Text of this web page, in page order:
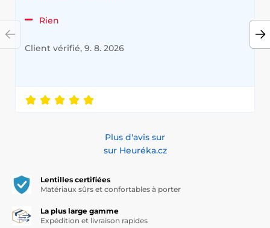
Rien
Client vérifié, 9. 8. 2026
Plus d'avis sur
sur Heuréka.cz
Lentilles certifiées
Matériaux sûrs et confortables à porter
La plus large gamme
Expédition et livraison rapides